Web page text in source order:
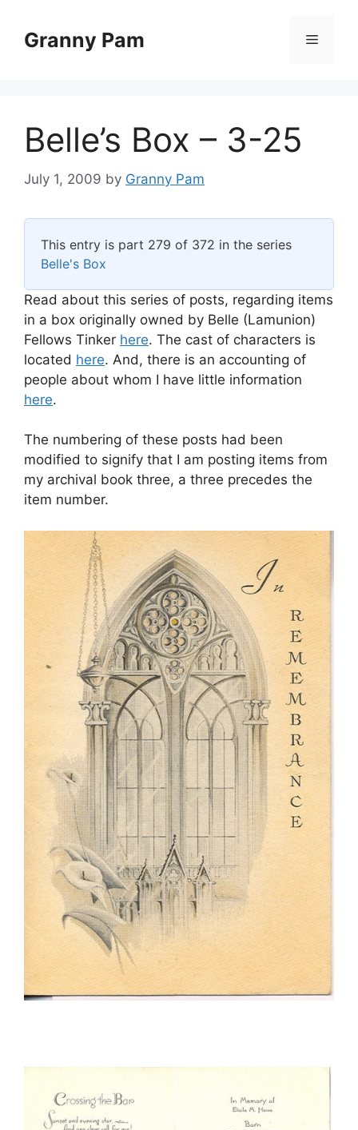
contentGranny Pam Menu
Belle’s Box – 3-25
July 1, 2009 by Granny Pam
This entry is part 279 of 372 in the series
Belle's Box
Read about this series of posts, regarding items
in a box originally owned by Belle (Lamunion)
Fellows Tinker here. The cast of characters is
located here. And, there is an accounting of
people about whom I have little information
here.
The numbering of these posts had been
modified to signify that I am posting items from
my archival book three, a three precedes the
item number.